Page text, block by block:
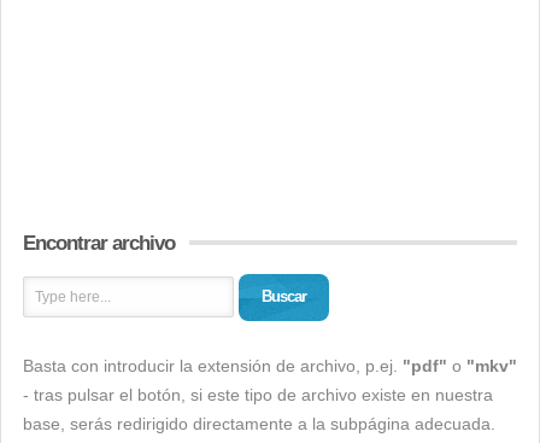
Encontrar archivo
Buscar
Basta con introducir la extensión de archivo, p.ej. "pdf" o "mkv"
- tras pulsar el botón, si este tipo de archivo existe en nuestra
base, serás redirigido directamente a la subpágina adecuada.